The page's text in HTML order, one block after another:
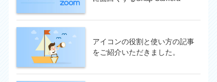
アイコンの役割と使い方の記事
をご紹介いただきました。